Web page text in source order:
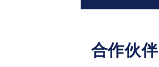
合作伙伴